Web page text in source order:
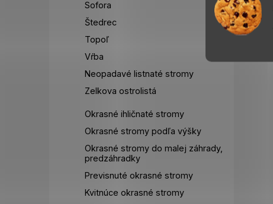
Sofora
Štedrec
Topoľ
Vŕba
Neopadavé listnaté stromy
Zelkova ostrolistá
Okrasné ihličnaté stromy
Okrasné stromy podľa výšky
Okrasné stromy do malej záhrady,
predzáhradky
Previsnuté okrasné stromy
Kvitnúce okrasné stromy